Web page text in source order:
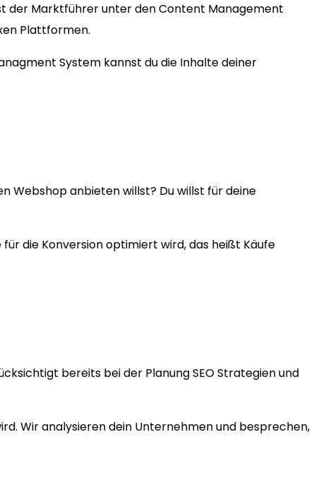
der Marktführer unter den Content Management
Plattformen.
System kannst du die Inhalte deiner
Webshop anbieten willst? Du willst für deine
die Konversion optimiert wird, das heißt Käufe
bereits bei der Planung SEO Strategien und
Wir analysieren dein Unternehmen und besprechen,